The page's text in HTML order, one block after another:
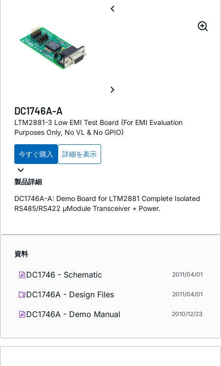
DC1746A-A
LTM2881-3 Low EMI Test Board (For EMI Evaluation
Purposes Only, No VL & No GPIO)
今すぐ購入 詳細を表示
製品詳細
DC1746A-A: Demo Board for LTM2881 Complete Isolated
RS485/RS422 µModule Transceiver + Power.
資料
DC1746 - Schematic 2011/04/01
DC1746A - Design Files 2011/04/01
DC1746A - Demo Manual 2010/12/23